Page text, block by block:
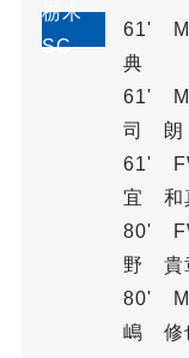
栃木
SC
61'
典
61'
司 朗
61'
宜 和
80'
野 貴
80'
嶋 修